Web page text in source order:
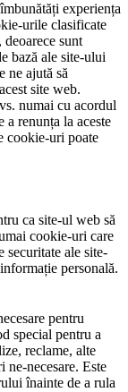
experiența
urile clasificate
sunt
bază ale site-ului
ne ajută să
site web.
numai cu acordul
a renunța la aceste
cookie-uri poate
ca site-ul web să
cookie-uri care
securitate ale site-
personală.
pentru
special pentru a
reclame, alte
necesare. Este
înainte de a rula